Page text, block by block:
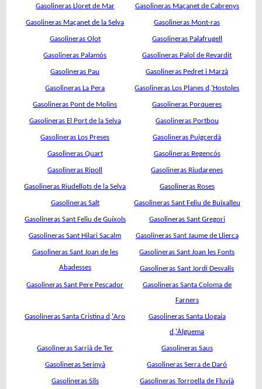
Gasolineras Lloret de Mar Gasolineras Maçanet de Cabrenys
Gasolineras Maçanet de la Selva Gasolineras Mont-ras
Gasolineras Olot Gasolineras Palafrugell
Gasolineras Palamós Gasolineras Palol de Revardit
Gasolineras Pau Gasolineras Pedret i Marzà
Gasolineras La Pera Gasolineras Los Planes d,'Hostoles
Gasolineras Pont de Molins Gasolineras Porqueres
Gasolineras El Port de la Selva Gasolineras Portbou
Gasolineras Los Preses Gasolineras Puigcerdà
Gasolineras Quart Gasolineras Regencós
Gasolineras Ripoll Gasolineras Riudarenes
Gasolineras Riudellots de la Selva Gasolineras Roses
Gasolineras Salt Gasolineras Sant Feliu de Buixalleu
Gasolineras Sant Feliu de Guíxols Gasolineras Sant Gregori
Gasolineras Sant Hilari Sacalm Gasolineras Sant Jaume de Llierca
Gasolineras Sant Joan de les
Abadesses
Gasolineras Sant Joan les Fonts
Gasolineras Sant Jordi Desvalls
Gasolineras Sant Pere Pescador
Gasolineras Santa Coloma de
Farners
Gasolineras Santa Cristina d,'Aro
Gasolineras Santa Llogaia
d,'Àlguema
Gasolineras Sarrià de Ter Gasolineras Saus
Gasolineras Serinyà Gasolineras Serra de Daró
Gasolineras Sils Gasolineras Torroella de Fluvià